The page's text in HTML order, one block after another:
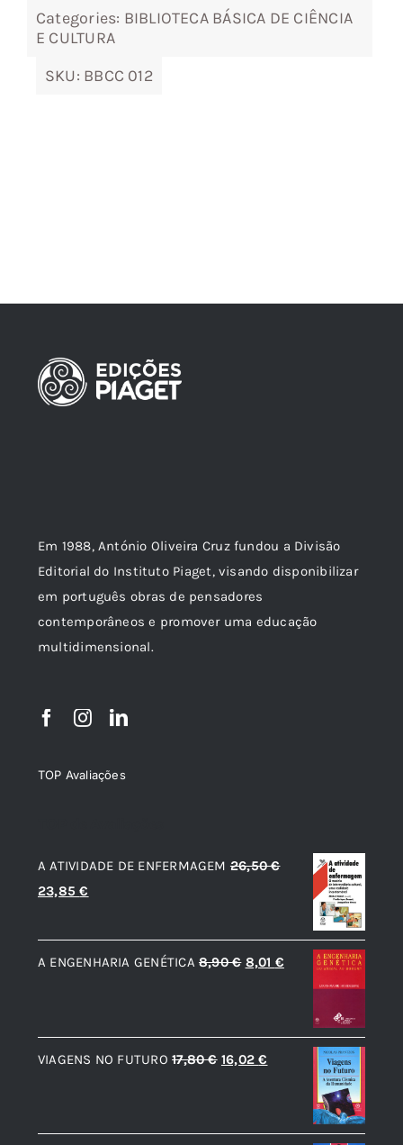
Categories: BIBLIOTECA BÁSICA DE CIÊNCIA
E CULTURA
SKU: BBCC 012
Em 1988, António Oliveira Cruz fundou a Divisão
Editorial do Instituto Piaget, visando disponibilizar
em português obras de pensadores
contemporâneos e promover uma educação
multidimensional.
TOP Avaliações
A ATIVIDADE DE ENFERMAGEM 26,50€
O
original
era:
23,85€
atual
é:
A ENGENHARIA GENÉTICA 8,90€ O
era:
8,90 €.
8,01 €O
preço
é:
8,01 €.
VIAGENS NO FUTURO 17,80€ O
era:
16,02€
é: